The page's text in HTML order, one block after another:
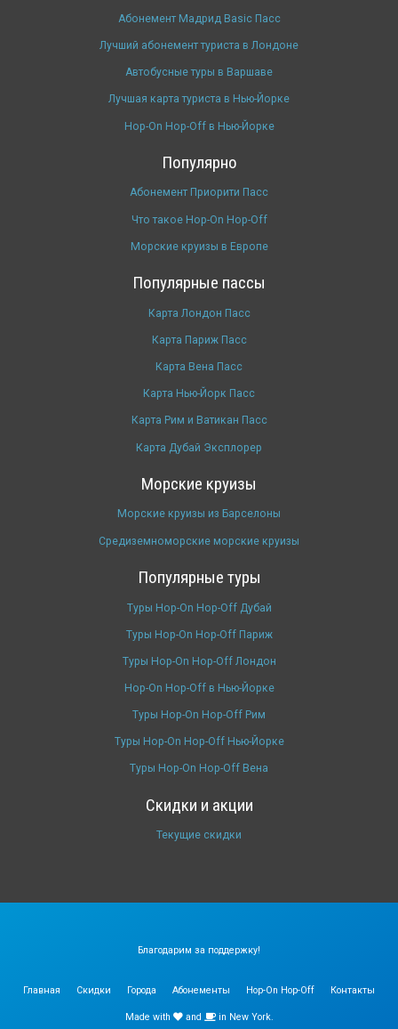
Абонемент Мадрид Basic Пасс
Лучший абонемент туриста в Лондоне
Автобусные туры в Варшаве
Лучшая карта туриста в Нью-Йорке
Hop-On Hop-Off в Нью-Йорке
Популярно
Абонемент Приорити Пасс
Что такое Hop-On Hop-Off
Морские круизы в Европе
Популярные пассы
Карта Лондон Пасс
Карта Париж Пасс
Карта Вена Пасс
Карта Нью-Йорк Пасс
Карта Рим и Ватикан Пасс
Карта Дубай Эксплорер
Морские круизы
Морские круизы из Барселоны
Средиземноморские морские круизы
Популярные туры
Туры Hop-On Hop-Off Дубай
Туры Hop-On Hop-Off Париж
Туры Hop-On Hop-Off Лондон
Hop-On Hop-Off в Нью-Йорке
Туры Hop-On Hop-Off Рим
Туры Hop-On Hop-Off Нью-Йорке
Туры Hop-On Hop-Off Вена
Скидки и акции
Текущие скидки
Благодарим за поддержку!
Главная Скидки Города Абонементы Hop-On Hop-Off Контакты
Made with and in New York.